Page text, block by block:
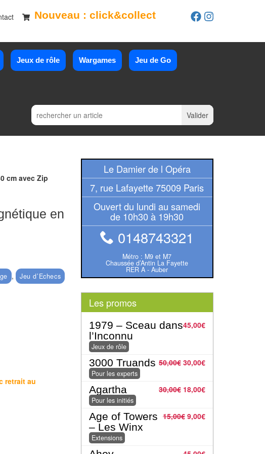
Nouveau : click&collect
Jeux de rôle Wargames Jeu de Go
cm avec Zip
en
, Jeu d’Echecs
retrait au
Le Damier de l Opéra
7, rue Lafayette 75009 Paris
Ouvert du lundi au samedi
de 10h30 à 19h30
0148743321
Métro : M9 et M7
Chaussée d’Antin La Fayette
RER A - Auber
Les promos
45,00€
1979 – Sceau dans
l’Inconnu
Jeux de rôle
50,00€ 30,00€
3000 Truands
Pour les experts
30,00€ 18,00€
Agartha
Pour les initiés
15,00€ 9,00€
Age of Towers
– Les Winx
Extensions